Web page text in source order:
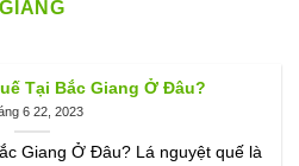
GIANG
Tại Bắc Giang Ở Đâu?
6 22, 2023
Giang Ở Đâu? Lá nguyệt quế là